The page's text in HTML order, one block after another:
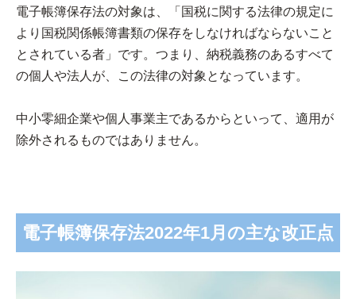
電子帳簿保存法の対象は、「国税に関する法律の規定に
より国税関係帳簿書類の保存をしなければならないこと
とされている者」です。つまり、納税義務のあるすべて
の個人や法人が、この法律の対象となっています。
中小零細企業や個人事業主であるからといって、適用が
除外されるものではありません。
電子帳簿保存法2022年1月の主な改正点